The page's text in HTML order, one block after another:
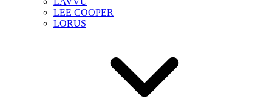
LEE COOPER
LORUS